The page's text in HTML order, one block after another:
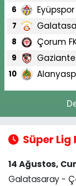
6 Eyüpspor
7
8 Çorum
9
10
Süper Lig
14 Ağustos,
Galatasaray -